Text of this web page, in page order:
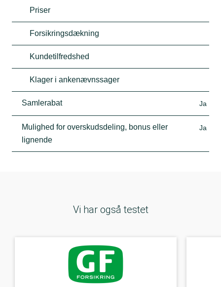
Priser
Forsikringsdækning
Kundetilfredshed
Klager i ankenævnssager
Samlerabat Ja
Mulighed for overskudsdeling, bonus eller
lignende
Ja
Vi har også testet